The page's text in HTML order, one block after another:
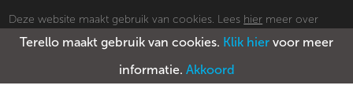
Terello maakt gebruik van cookies. Klik hier voor meer
informatie. Akkoord
Deze website maakt gebruik van cookies. Lees hier meer over
cookies.
Voorwaarden Privacy policy